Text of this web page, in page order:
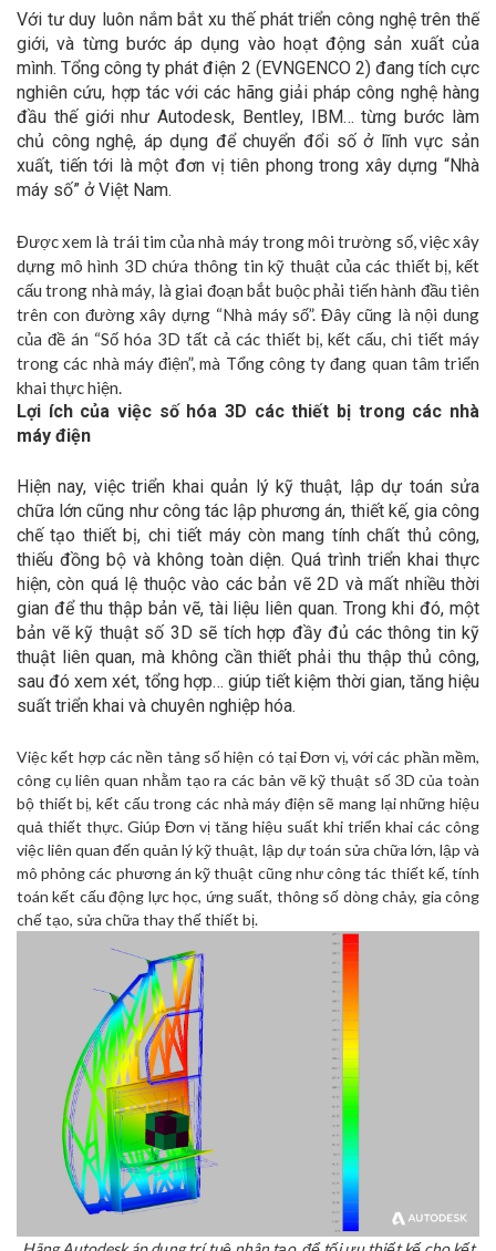
Với tư duy luôn nắm bắt xu thế phát triển công nghệ trên thế
giới, và từng bước áp dụng vào hoạt động sản xuất của
mình. Tổng công ty phát điện 2 (EVNGENCO 2) đang tích cực
nghiên cứu, hợp tác với các hãng giải pháp công nghệ hàng
đầu thế giới như Autodesk, Bentley, IBM… từng bước làm
chủ công nghệ, áp dụng để chuyển đổi số ở lĩnh vực sản
xuất, tiến tới là một đơn vị tiên phong trong xây dựng “Nhà
máy số” ở Việt Nam.
Được xem là trái tim của nhà máy trong môi trường số, việc xây
dựng mô hình 3D chứa thông tin kỹ thuật của các thiết bị, kết
cấu trong nhà máy, là giai đoạn bắt buộc phải tiến hành đầu tiên
trên con đường xây dựng “Nhà máy số”. Đây cũng là nội dung
của đề án “Số hóa 3D tất cả các thiết bị, kết cấu, chi tiết máy
trong các nhà máy điện”, mà Tổng công ty đang quan tâm triển
khai thực hiện.
Lợi ích của việc số hóa 3D các thiết bị trong các nhà
máy điện
Hiện nay, việc triển khai quản lý kỹ thuật, lập dự toán sửa
chữa lớn cũng như công tác lập phương án, thiết kế, gia công
chế tạo thiết bị, chi tiết máy còn mang tính chất thủ công,
thiếu đồng bộ và không toàn diện. Quá trình triển khai thực
hiện, còn quá lệ thuộc vào các bản vẽ 2D và mất nhiều thời
gian để thu thập bản vẽ, tài liệu liên quan. Trong khi đó, một
bản vẽ kỹ thuật số 3D sẽ tích hợp đầy đủ các thông tin kỹ
thuật liên quan, mà không cần thiết phải thu thập thủ công,
sau đó xem xét, tổng hợp… giúp tiết kiệm thời gian, tăng hiệu
suất triển khai và chuyên nghiệp hóa.
Việc kết hợp các nền tảng số hiện có tại Đơn vị, với các phần mềm,
công cụ liên quan nhằm tạo ra các bản vẽ kỹ thuật số 3D của toàn
bộ thiết bị, kết cấu trong các nhà máy điện sẽ mang lại những hiệu
quả thiết thực. Giúp Đơn vị tăng hiệu suất khi triển khai các công
việc liên quan đến quản lý kỹ thuật, lập dự toán sửa chữa lớn, lập và
mô phỏng các phương án kỹ thuật cũng như công tác thiết kế, tính
toán kết cấu động lực học, ứng suất, thông số dòng chảy, gia công
chế tạo, sửa chữa thay thế thiết bị.